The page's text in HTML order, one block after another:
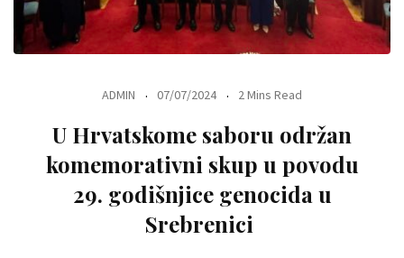
ADMIN 07/07/2024 2 Mins Read
U Hrvatskome saboru održan
komemorativni skup u povodu
29. godišnjice genocida u
Srebrenici